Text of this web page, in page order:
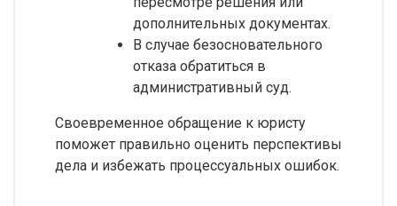
дополнительных документах.
В случае безосновательного
отказа обратиться в
административный суд.
Своевременное обращение к юристу
поможет правильно оценить перспективы
дела и избежать процессуальных ошибок.